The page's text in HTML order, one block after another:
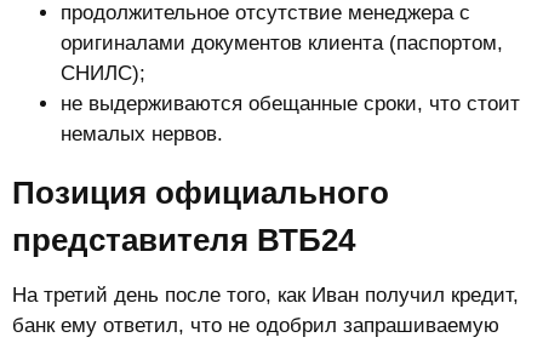
продолжительное отсутствие менеджера с
оригиналами документов клиента (паспортом,
СНИЛС);
не выдерживаются обещанные сроки, что стоит
немалых нервов.
Позиция официального
представителя ВТБ24​
На третий день после того, как Иван получил кредит,
банк ему ответил, что не одобрил запрашиваемую